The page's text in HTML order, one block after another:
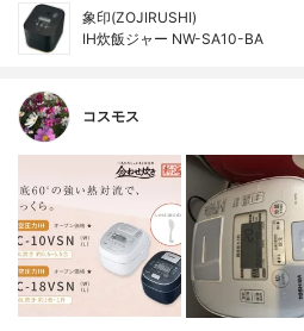
象印(ZOJIRUSHI)
IH炊飯ジャー NW-SA10-BA
コスモス